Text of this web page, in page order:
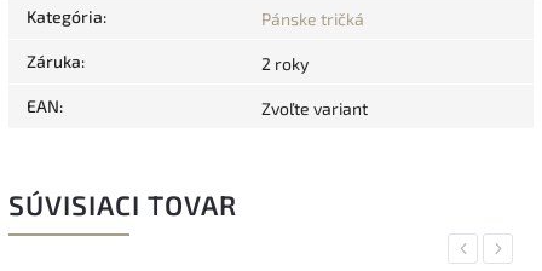
Kategória: Pánske tričká
Záruka: 2 roky
EAN: Zvoľte variant
SÚVISIACI TOVAR
Previous
Next